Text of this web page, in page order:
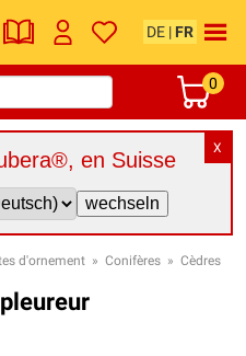
DE | FR
0
X
en Suisse
d'ornement » Conifères » Cèdres